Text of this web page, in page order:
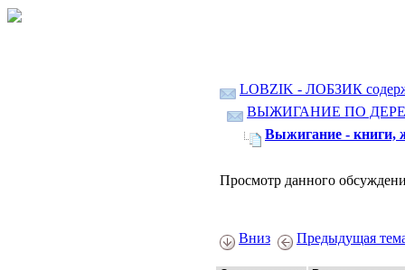
LOBZIK - ЛОБЗИК
ВЫЖИГАНИЕ ПО
Выжигание - книги,
Просмотр данного
Вниз Предыдущая